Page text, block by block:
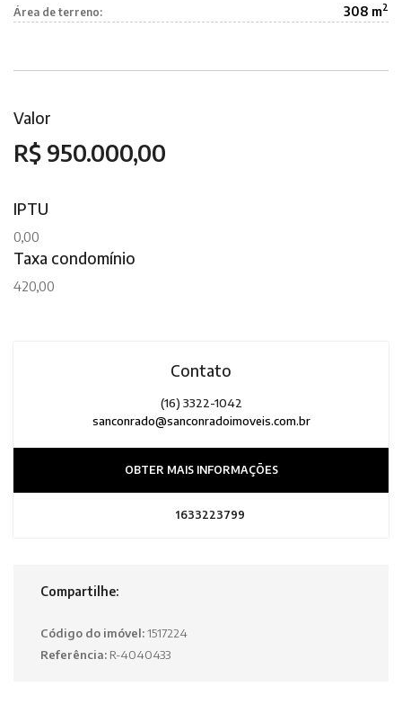
Área de terreno: 308 m2
Valor
R$ 950.000,00
IPTU
0,00
Taxa condomínio
420,00
Contato
(16) 3322-1042
sanconrado@sanconradoimoveis.com.br
OBTER MAIS INFORMAÇÕES
1633223799
Compartilhe:
Código do imóvel:1517224
Referência: R-4040433